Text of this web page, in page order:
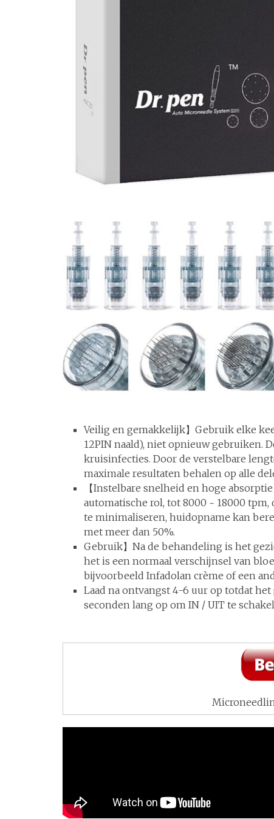
Veilig en gemakkelijk】Gebruik elke
12PIN naald), niet opnieuw gebruiken.
kruisinfecties. Door de verstelbare
maximale resultaten behalen op alle
【Instelbare snelheid en hoge
automatische rol, tot 8000 ~ 18000
te minimaliseren, huidopname kan
met meer dan 50%.
Gebruik】Na de behandeling is het
het is een normaal verschijnsel van
bijvoorbeeld Infadolan crème of een
Laad na ontvangst 4-6 uur op totdat
seconden lang op om IN / UIT te